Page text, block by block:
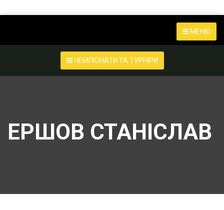
МЕНЮ
ЧЕМПІОНАТИ ТА ТУРНІРИ
ЕРШОВ СТАНІСЛАВ